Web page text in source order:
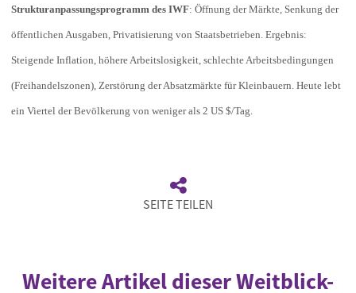
Strukturanpassungsprogramm des IWF: Öffnung der Märkte, Senkung der
öffentlichen Ausgaben, Privatisierung von Staatsbetrieben. Ergebnis:
Steigende Inflation, höhere Arbeitslosigkeit, schlechte Arbeitsbedingungen
(Freihandelszonen), Zerstörung der Absatzmärkte für Kleinbauern. Heute lebt
ein Viertel der Bevölkerung von weniger als 2 US $/Tag.
SEITE TEILEN
Weitere Artikel dieser Weitblick-